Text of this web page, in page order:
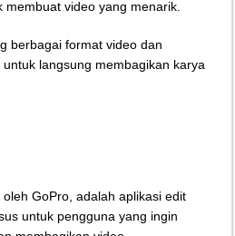
video yang menarik.
berbagai format video dan
langsung membagikan karya
GoPro, adalah aplikasi edit
untuk pengguna yang ingin